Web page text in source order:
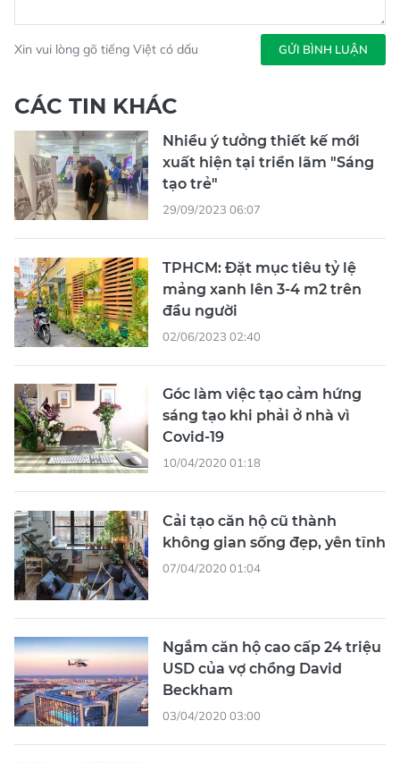
Xin vui lòng gõ tiếng Việt có dấu GỬI BÌNH LUẬN
CÁC TIN KHÁC
Nhiều ý tưởng thiết kế mới
xuất hiện tại triển lãm "Sáng
tạo trẻ"
29/09/2023 06:07
TPHCM: Đặt mục tiêu tỷ lệ
mảng xanh lên 3-4 m2 trên
đầu người
02/06/2023 02:40
Góc làm việc tạo cảm hứng
sáng tạo khi phải ở nhà vì
Covid-19
10/04/2020 01:18
Cải tạo căn hộ cũ thành
không gian sống đẹp, yên tĩnh
07/04/2020 01:04
Ngắm căn hộ cao cấp 24 triệu
USD của vợ chồng David
Beckham
03/04/2020 03:00